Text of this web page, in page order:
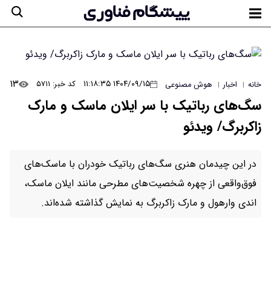
خانه | اخبار | هوش مصنوعی ۱۴۰۴/۰۹/۱۵ ۱۱:۱۸:۳۵ کد خبر: ۵۷۱۱ ۱۳
سگ‌های رباتیک با سر ایلان ماسک و مارک
زاکربرگ/ ویدئو
در این چیدمان هنری سگ‌های رباتیک خودران با ماسک‌های
فوق‌واقعی از چهره شخصیت‌های مطرحی مانند ایلان ماسک،
اندی وارهول و مارک زاکربرگ به نمایش گذاشته شده‌اند.